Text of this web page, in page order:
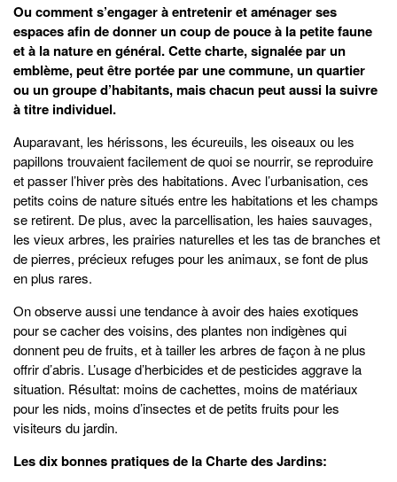
Ou comment s’engager à entretenir et aménager ses
espaces afin de donner un coup de pouce à la petite faune
et à la nature en général. Cette charte, signalée par un
emblème, peut être portée par une commune, un quartier
ou un groupe d’habitants, mais chacun peut aussi la suivre
à titre individuel.
Auparavant, les hérissons, les écureuils, les oiseaux ou les
papillons trouvaient facilement de quoi se nourrir, se reproduire
et passer l’hiver près des habitations. Avec l’urbanisation, ces
petits coins de nature situés entre les habitations et les champs
se retirent. De plus, avec la parcellisation, les haies sauvages,
les vieux arbres, les prairies naturelles et les tas de branches et
de pierres, précieux refuges pour les animaux, se font de plus
en plus rares.
On observe aussi une tendance à avoir des haies exotiques
pour se cacher des voisins, des plantes non indigènes qui
donnent peu de fruits, et à tailler les arbres de façon à ne plus
offrir d’abris. L’usage d’herbicides et de pesticides aggrave la
situation. Résultat: moins de cachettes, moins de matériaux
pour les nids, moins d’insectes et de petits fruits pour les
visiteurs du jardin.
Les dix bonnes pratiques de la Charte des Jardins: